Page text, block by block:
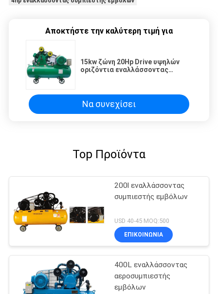
Αποκτήστε την καλύτερη τιμή για
15kw ζώνη 20Hp Drive υψηλών
οριζόντια εναλλάσσοντας
Να συνεχίσει
Top Προϊόντα
200l εναλλάσσοντας
συμπιεστής εμβόλων
USD 40-45 MOQ:500
ΕΠΙΚΟΙΝΩΝΙΑ
400L εναλλάσσοντας
αεροσυμπιεστής
εμβόλων